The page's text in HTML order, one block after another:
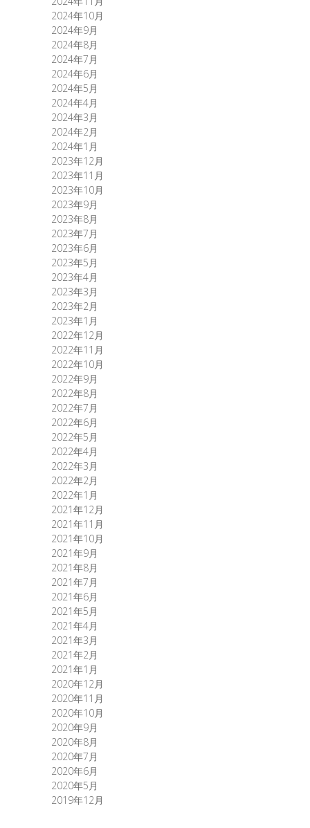
2024年10月
2024年9月
2024年8月
2024年7月
2024年6月
2024年5月
2024年4月
2024年3月
2024年2月
2024年1月
2023年12月
2023年11月
2023年10月
2023年9月
2023年8月
2023年7月
2023年6月
2023年5月
2023年4月
2023年3月
2023年2月
2023年1月
2022年12月
2022年11月
2022年10月
2022年9月
2022年8月
2022年7月
2022年6月
2022年5月
2022年4月
2022年3月
2022年2月
2022年1月
2021年12月
2021年11月
2021年10月
2021年9月
2021年8月
2021年7月
2021年6月
2021年5月
2021年4月
2021年3月
2021年2月
2021年1月
2020年12月
2020年11月
2020年10月
2020年9月
2020年8月
2020年7月
2020年6月
2020年5月
2019年12月